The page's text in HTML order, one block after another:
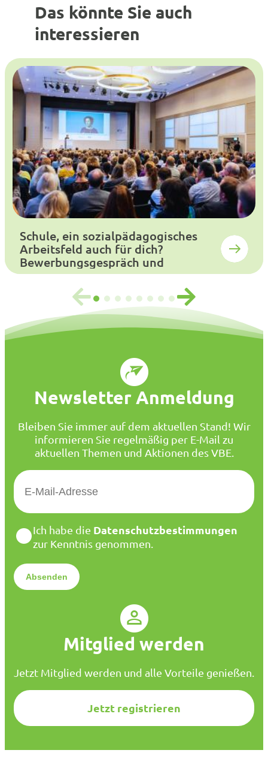
Das könnte Sie auch
interessieren
Schule, ein sozialpädagogisches
Arbeitsfeld auch für dich?
Bewerbungsgespräch und
Auswahlverfahren
Newsletter Anmeldung
Bleiben Sie immer auf dem aktuellen Stand! Wir
informieren Sie regelmäßig per E-Mail zu
aktuellen Themen und Aktionen des VBE.
E
M
*
D
a
e
n
*
Ich habe die Datenschutzbestimmungen
zur Kenntnis genommen.
Mitglied werden
Jetzt Mitglied werden und alle Vorteile genießen.
Jetzt registrieren